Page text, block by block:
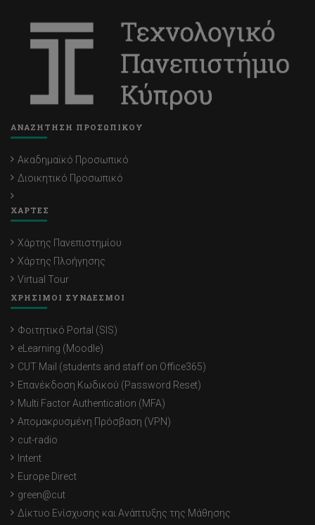
ΑΝΑΖΗΤΗΣΗ ΠΡΟΣΩΠΙΚΟΥ
Ακαδημαϊκό Προσωπικό
Διοικητικό Προσωπικό
ΧΑΡΤΕΣ
Χάρτης Πανεπιστημίου
Χάρτης Πλοήγησης
Virtual Tour
ΧΡΗΣΙΜΟΙ ΣΥΝΔΕΣΜΟΙ
Φοιτητικό Portal (SIS)
eLearning (Moodle)
CUT Mail (students and staff on Office365)
Επανέκδοση Κωδικού (Password Reset)
Multi Factor Authentication (MFA)
Απομακρυσμένη Πρόσβαση (VPN)
cut-radio
Intent
Europe Direct
green@cut
Δίκτυο Ενίσχυσης και Ανάπτυξης της Μάθησης